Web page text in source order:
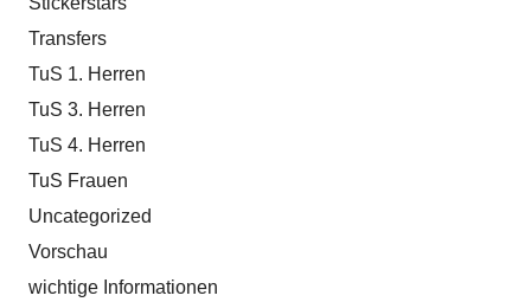
Transfers
TuS 1. Herren
TuS 3. Herren
TuS 4. Herren
TuS Frauen
Uncategorized
Vorschau
wichtige Informationen